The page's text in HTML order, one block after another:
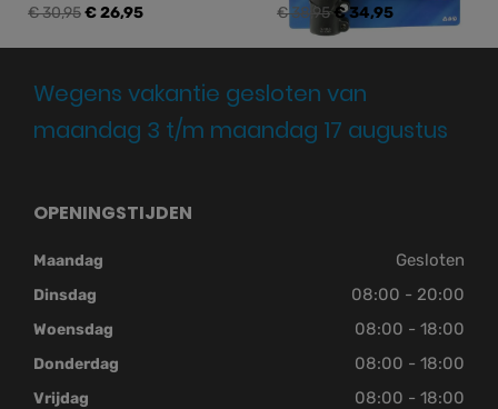
€ 30,95€ 26,95 € 38,95€ 34,95
Wegens vakantie gesloten van
maandag 3 t/m maandag 17 augustus
OPENINGSTIJDEN
Maandag Gesloten
Dinsdag 08:00 - 20:00
Woensdag 08:00 - 18:00
Donderdag 08:00 - 18:00
Vrijdag 08:00 - 18:00